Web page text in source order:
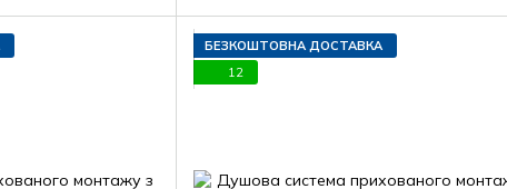
БЕЗКОШТОВНА ДОСТАВКА
12